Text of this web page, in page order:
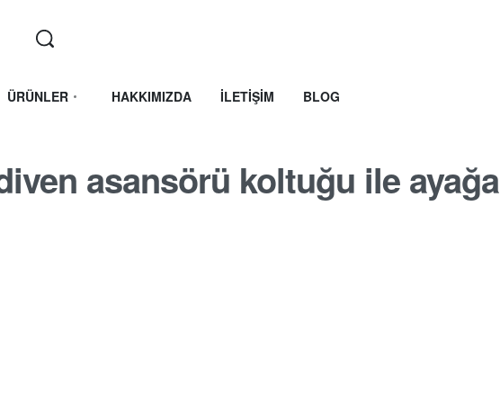
ÜRÜNLER HAKKIMIZDA İLETIŞIM BLOG
asansörü koltuğu ile ayağa